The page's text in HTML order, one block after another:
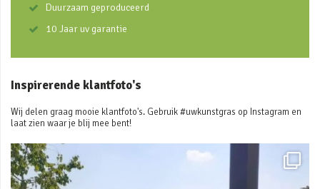
Duurzaam geproduceerd
10 Jaar uv garantie
Inspirerende klantfoto's
Wij delen graag mooie klantfoto's. Gebruik #uwkunstgras op Instagram en
laat zien waar je blij mee bent!